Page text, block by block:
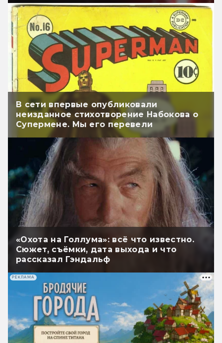
В сети впервые опубликовали
неизданное стихотворение Набокова о
Супермене. Мы его перевели
«Охота на Голлума»: всё что известно.
Сюжет, съёмки, дата выхода и что
рассказал Гэндальф
РЕКЛАМА